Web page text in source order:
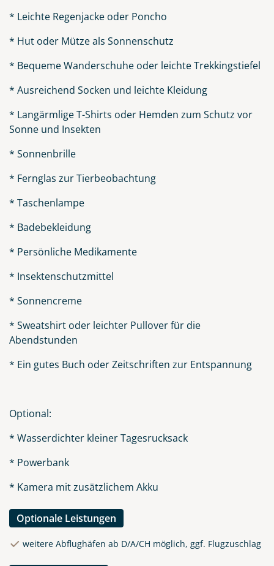
* Leichte Regenjacke oder Poncho
* Hut oder Mütze als Sonnenschutz
* Bequeme Wanderschuhe oder leichte Trekkingstiefel
* Ausreichend Socken und leichte Kleidung
* Langärmlige T-Shirts oder Hemden zum Schutz vor
Sonne und Insekten
* Sonnenbrille
* Fernglas zur Tierbeobachtung
* Taschenlampe
* Badebekleidung
* Persönliche Medikamente
* Insektenschutzmittel
* Sonnencreme
* Sweatshirt oder leichter Pullover für die
Abendstunden
* Ein gutes Buch oder Zeitschriften zur Entspannung
Optional:
* Wasserdichter kleiner Tagesrucksack
* Powerbank
* Kamera mit zusätzlichem Akku
Optionale Leistungen
weitere Abflughäfen ab D/A/CH möglich, ggf. Flugzuschlag